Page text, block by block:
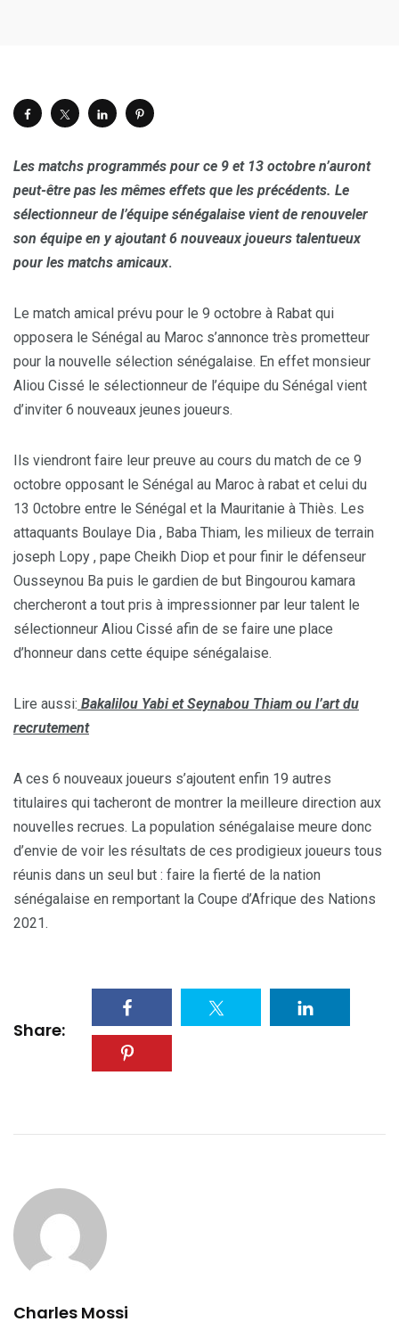
Les matchs programmés pour ce 9 et 13 octobre n’auront
peut-être pas les mêmes effets que les précédents. Le
sélectionneur de l’équipe sénégalaise vient de renouveler
son équipe en y ajoutant 6 nouveaux joueurs talentueux
pour les matchs amicaux.
Le match amical prévu pour le 9 octobre à Rabat qui
opposera le Sénégal au Maroc s’annonce très prometteur
pour la nouvelle sélection sénégalaise. En effet monsieur
Aliou Cissé le sélectionneur de l’équipe du Sénégal vient
d’inviter 6 nouveaux jeunes joueurs.
Ils viendront faire leur preuve au cours du match de ce 9
octobre opposant le Sénégal au Maroc à rabat et celui du
13 0ctobre entre le Sénégal et la Mauritanie à Thiès. Les
attaquants Boulaye Dia , Baba Thiam, les milieux de terrain
joseph Lopy , pape Cheikh Diop et pour finir le défenseur
Ousseynou Ba puis le gardien de but Bingourou kamara
chercheront a tout pris à impressionner par leur talent le
sélectionneur Aliou Cissé afin de se faire une place
d’honneur dans cette équipe sénégalaise.
Lire aussi: Bakalilou Yabi et Seynabou Thiam ou l’art du
recrutement
A ces 6 nouveaux joueurs s’ajoutent enfin 19 autres
titulaires qui tacheront de montrer la meilleure direction aux
nouvelles recrues. La population sénégalaise meure donc
d’envie de voir les résultats de ces prodigieux joueurs tous
réunis dans un seul but : faire la fierté de la nation
sénégalaise en remportant la Coupe d’Afrique des Nations
2021.
Share:
Charles Mossi